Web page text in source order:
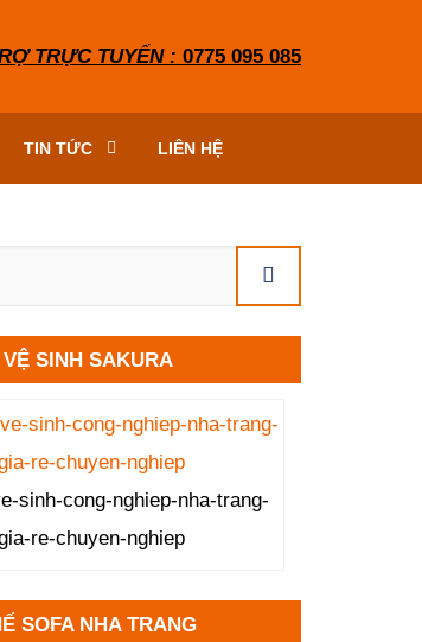
TRỰC TUYẾN : 0775 095 085
TIN TỨC LIÊN HỆ
SINH SAKURA
sinh-cong-nghiep-nha-trang-
re-chuyen-nghiep
SOFA NHA TRANG